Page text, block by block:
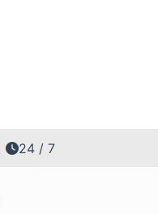
24 / 7